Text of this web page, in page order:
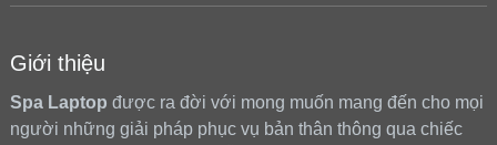
Giới thiệu
Spa Laptop được ra đời với mong muốn mang đến cho mọi
người những giải pháp phục vụ bản thân thông qua chiếc